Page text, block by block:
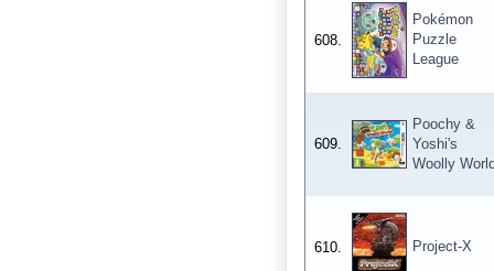
608.
Pokémon
Puzzle
League
609.
Poochy &
Yoshi's
Woolly
610. Project-X